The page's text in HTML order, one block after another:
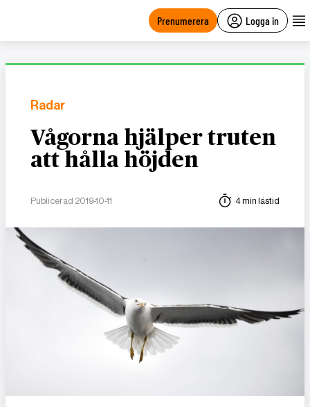
Prenumerera Logga in
Radar
Vågorna hjälper truten
att hålla höjden
Publicerad 2019-10-11 4 min lästid